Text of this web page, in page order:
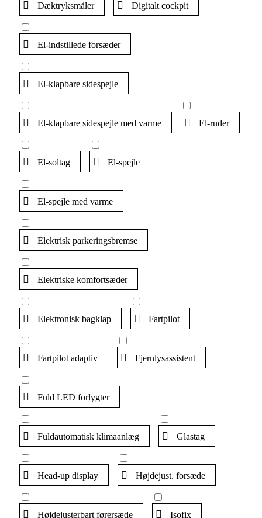
Dæktryksmåler Digitalt cockpit
El-indstillede forsæder
El-klapbare sidespejle
El-klapbare sidespejle med varme El-ruder
El-soltag El-spejle
El-spejle med varme
Elektrisk parkeringsbremse
Elektriske komfortsæder
Elektronisk bagklap Fartpilot
Fartpilot adaptiv Fjernlysassistent
Fuld LED forlygter
Fuldautomatisk klimaanlæg Glastag
Head-up display Højdejust. forsæde
Højdejusterbart førersæde Isofix